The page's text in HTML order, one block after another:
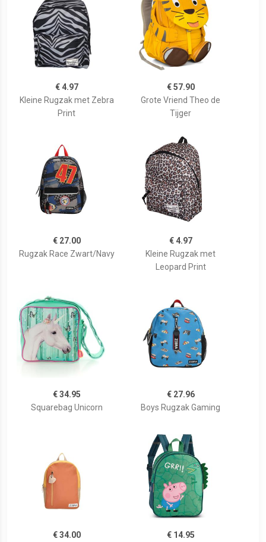
€ 4.97
Kleine Rugzak met Zebra
Print
€ 57.90
Grote Vriend Theo de
Tijger
€ 27.00
Rugzak Race Zwart/Navy
€ 4.97
Kleine Rugzak met
Leopard Print
€ 34.95
Squarebag Unicorn
€ 27.96
Boys Rugzak Gaming
€ 34.00 € 14.95